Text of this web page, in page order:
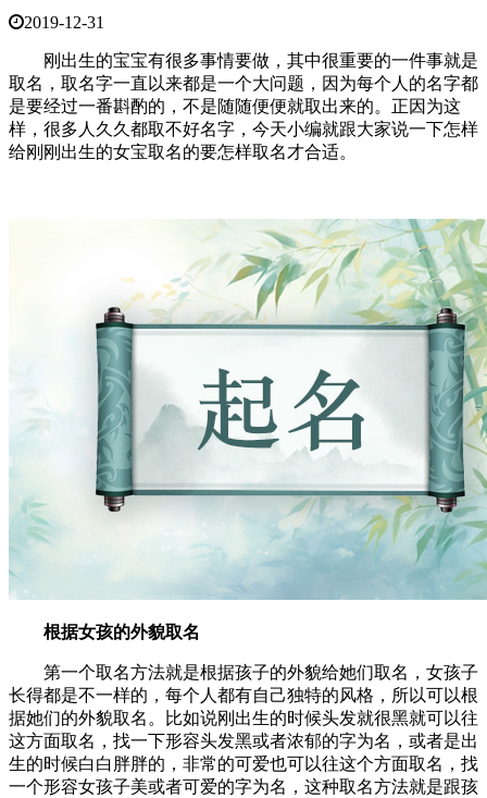
2019-12-31
刚出生的宝宝有很多事情要做，其中很重要的一件事就是
取名，取名字一直以来都是一个大问题，因为每个人的名字都
是要经过一番斟酌的，不是随随便便就取出来的。正因为这
样，很多人久久都取不好名字，今天小编就跟大家说一下怎样
给刚刚出生的女宝取名的要怎样取名才合适。
根据女孩的外貌取名
第一个取名方法就是根据孩子的外貌给她们取名，女孩子
长得都是不一样的，每个人都有自己独特的风格，所以可以根
据她们的外貌取名。比如说刚出生的时候头发就很黑就可以往
这方面取名，找一下形容头发黑或者浓郁的字为名，或者是出
生的时候白白胖胖的，非常的可爱也可以往这个方面取名，找
一个形容女孩子美或者可爱的字为名，这种取名方法就是跟孩